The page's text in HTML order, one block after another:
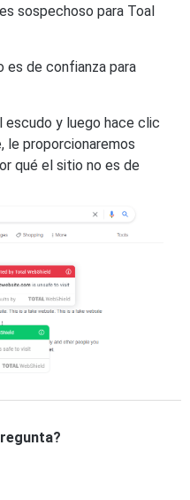
sospechoso para Toal
es de confianza para
escudo y luego hace clic
le proporcionaremos
qué el sitio no es de